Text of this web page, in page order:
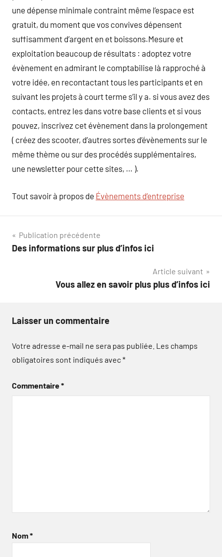
une dépense minimale contraint même l’espace est
gratuit, du moment que vos convives dépensent
suffisamment d’argent en et boissons.Mesure et
exploitation beaucoup de résultats : adoptez votre
évènement en admirant le comptabilise là rapproché à
votre idée, en recontactant tous les participants et en
suivant les projets à court terme s’il y a. si vous avez des
contacts, entrez les dans votre base clients et si vous
pouvez, inscrivez cet évènement dans la prolongement
( créez des scooter, d’autres sortes d’évènements sur le
même thème ou sur des procédés supplémentaires,
une newsletter pour cette sites, … ).
Tout savoir à propos de Évènements d’entreprise
Navigation
de
Publication précédente
Des informations sur plus d’infos ici
Article suivant
Vous allez en savoir plus plus d’infos ici
Laisser un commentaire
Votre adresse e-mail ne sera pas publiée. Les champs
obligatoires sont indiqués avec*
Commentaire*
Nom*